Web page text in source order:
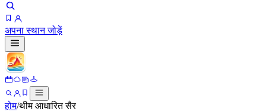
अपना स्थान जोड़ें
होम/थीम आधारित सैर